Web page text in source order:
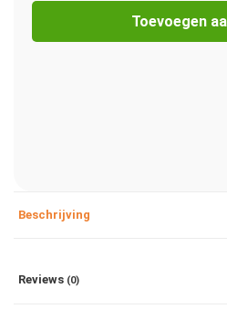
Toevoegen
Beschrijving
Reviews (0)